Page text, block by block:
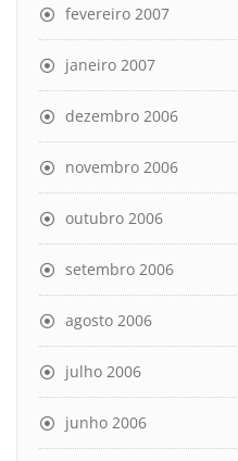
fevereiro 2007
janeiro 2007
dezembro 2006
novembro 2006
outubro 2006
setembro 2006
agosto 2006
julho 2006
junho 2006